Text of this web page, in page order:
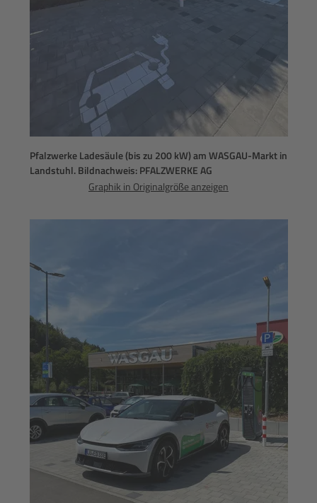
Pfalzwerke Ladesäule (bis zu 200 kW) am WASGAU-Markt in
Landstuhl. Bildnachweis: PFALZWERKE AG
Graphik in Originalgröße anzeigen